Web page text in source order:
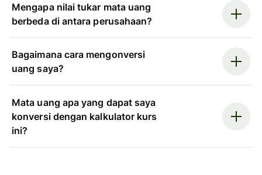
Mengapa nilai tukar mata uang
berbeda di antara perusahaan?
Bagaimana cara mengonversi
uang saya?
Mata uang apa yang dapat saya
konversi dengan kalkulator kurs
ini?